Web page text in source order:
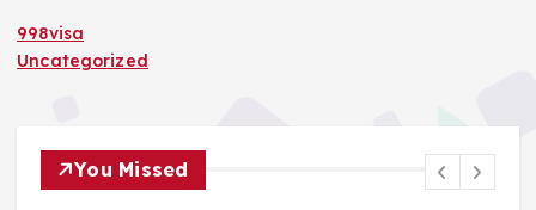
998visa
Uncategorized
You Missed